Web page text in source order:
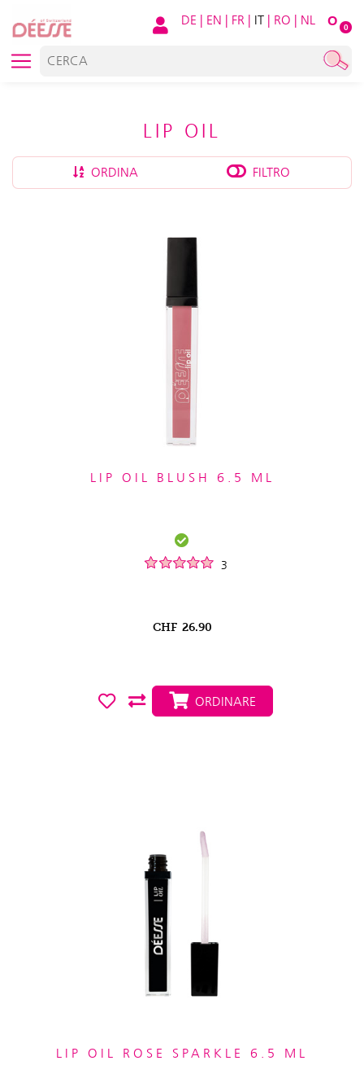
O 0
DE | EN | FR | IT | RO | NL
LIP OIL
ORDINA FILTRO
LIP OIL BLUSH 6.5 ML
3
CHF 26.90
ORDINARE
LIP OIL ROSE SPARKLE 6.5 ML